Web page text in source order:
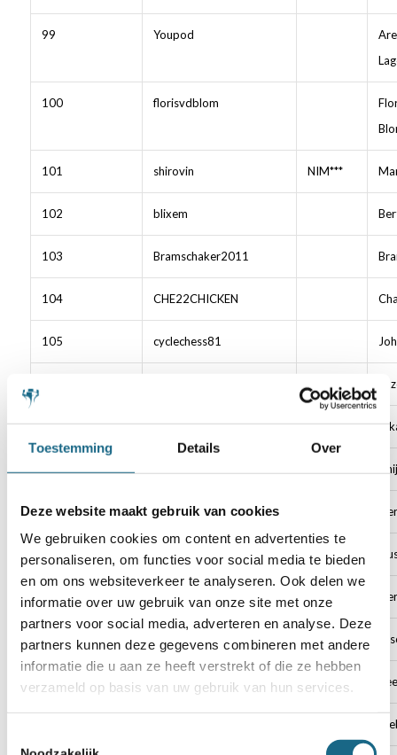
Toestemming Details Over
Deze website maakt gebruik van cookies
We gebruiken cookies om content en advertenties te
personaliseren, om functies voor social media te bieden
en om ons websiteverkeer te analyseren. Ook delen we
informatie over uw gebruik van onze site met onze
partners voor social media, adverteren en analyse. Deze
partners kunnen deze gegevens combineren met andere
informatie die u aan ze heeft verstrekt of die ze hebben
verzameld op basis van uw gebruik van hun services.
99 Youpod
100 florisvdblom
101 shirovin NIM***
102 blixem
103 Bramschaker2011
104 CHE22CHICKEN
105 cyclechess81
107 erkankarabulut
108
109 gsluis
Gustavv_tk
Ikbenschaaktrainer
112